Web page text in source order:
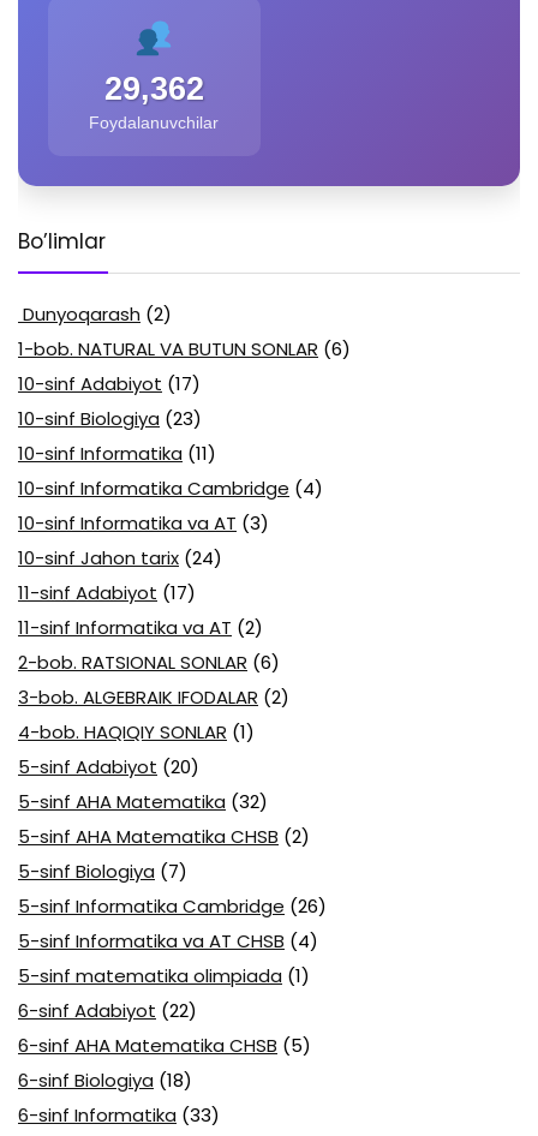
29,362
Foydalanuvchilar
Bo’limlar
Dunyoqarash (2)
1-bob. NATURAL VA BUTUN SONLAR (6)
10-sinf Adabiyot (17)
10-sinf Biologiya (23)
10-sinf Informatika (11)
10-sinf Informatika Cambridge (4)
10-sinf Informatika va AT (3)
10-sinf Jahon tarix (24)
11-sinf Adabiyot (17)
11-sinf Informatika va AT (2)
2-bob. RATSIONAL SONLAR (6)
3-bob. ALGEBRAIK IFODALAR (2)
4-bob. HAQIQIY SONLAR (1)
5-sinf Adabiyot (20)
5-sinf AHA Matematika (32)
5-sinf AHA Matematika CHSB (2)
5-sinf Biologiya (7)
5-sinf Informatika Cambridge (26)
5-sinf Informatika va AT CHSB (4)
5-sinf matematika olimpiada (1)
6-sinf Adabiyot (22)
6-sinf AHA Matematika CHSB (5)
6-sinf Biologiya (18)
6-sinf Informatika (33)